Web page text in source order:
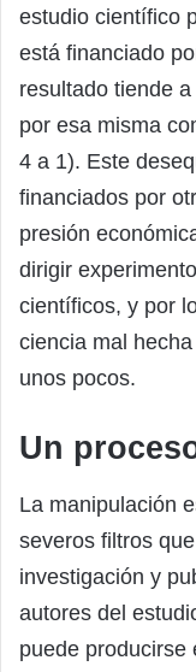
estudio científico
está financiado
resultado tiende
por esa misma
4 a 1). Este
financiados por
presión
dirigir
científicos, y por
ciencia mal
unos pocos.
Un
La manipulación
severos filtros
investigación y
autores del
puede producirse